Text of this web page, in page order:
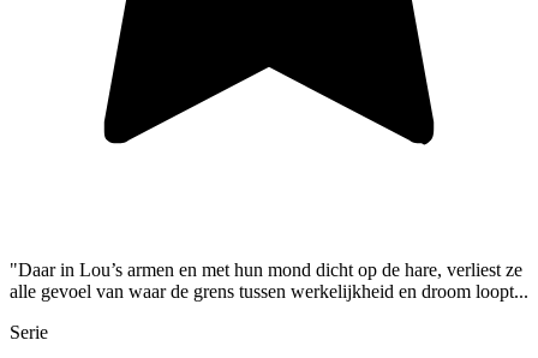
"Daar in Lou’s armen en met hun mond dicht op de hare, verliest ze
alle gevoel van waar de grens tussen werkelijkheid en droom loopt...
Serie